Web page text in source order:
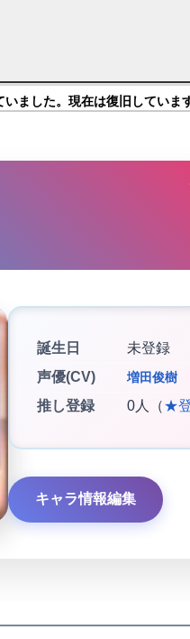
ました。現在は復旧していま
誕生日
未登録
声優(CV)
増田俊樹
推し登録 0人（★
キャラ情報編集